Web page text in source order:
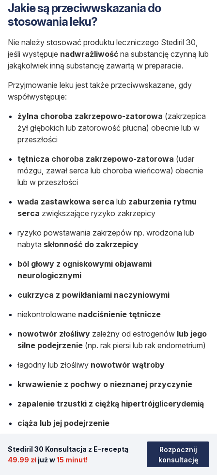
Stediril 30 Konsultacja z E-receptą
49.99 zł już w15 minut!
Rozpocznij
konsultację
Jakie są przeciwwskazania do
stosowania leku?
Nie należy stosować produktu leczniczego Stediril 30,
jeśli występuje nadwrażliwość na substancję czynną lub
jakąkolwiek inną substancję zawartą w preparacie.
Przyjmowanie leku jest także przeciwwskazane, gdy
współwystępuje:
żylna choroba zakrzepowo-zatorowa (zakrzepica
żył głębokich lub zatorowość płucna) obecnie lub w
przeszłości
tętnicza choroba zakrzepowo-zatorowa (udar
mózgu, zawał serca lub choroba wieńcowa) obecnie
lub w przeszłości
wada zastawkowa serca lub zaburzenia rytmu
serca zwiększające ryzyko zakrzepicy
ryzyko powstawania zakrzepów np. wrodzona lub
nabyta skłonność do zakrzepicy
ból głowy z ogniskowymi objawami
neurologicznymi
cukrzyca z powikłaniami naczyniowymi
niekontrolowane nadciśnienie tętnicze
nowotwór złośliwy zależny od estrogenów lub jego
silne podejrzenie (np. rak piersi lub rak endometrium)
łagodny lub złośliwy nowotwór wątroby
krwawienie z pochwy o nieznanej przyczynie
zapalenie trzustki z ciężką hipertrójglicerydemią
ciąża lub jej podejrzenie
Czy możliwe jest opóźnienie
wystąpienia krwawienia z